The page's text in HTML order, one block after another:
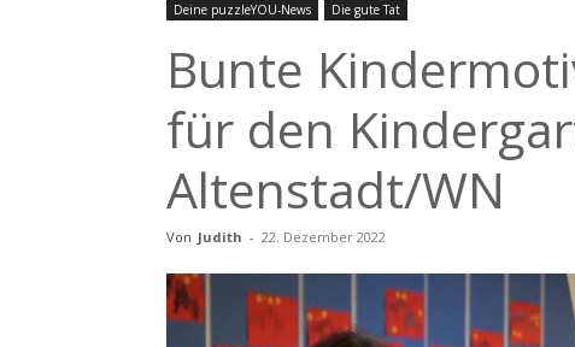
Deine puzzleYOU-News Die gute Tat
Bunte
für den
Altenstadt/WN
Von Judith - 22. Dezember 2022